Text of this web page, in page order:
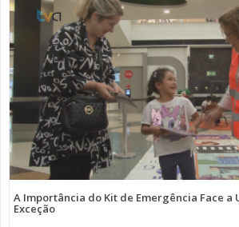
A Importância do Kit de Emergência Face a
Exceção